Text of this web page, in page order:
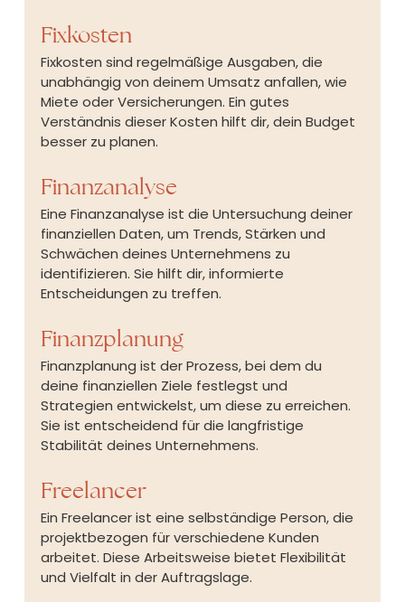
Fixkosten
Fixkosten sind regelmäßige Ausgaben, die
unabhängig von deinem Umsatz anfallen, wie
Miete oder Versicherungen. Ein gutes
Verständnis dieser Kosten hilft dir, dein Budget
besser zu planen.
Finanzanalyse
Eine Finanzanalyse ist die Untersuchung deiner
finanziellen Daten, um Trends, Stärken und
Schwächen deines Unternehmens zu
identifizieren. Sie hilft dir, informierte
Entscheidungen zu treffen.
Finanzplanung
Finanzplanung ist der Prozess, bei dem du
deine finanziellen Ziele festlegst und
Strategien entwickelst, um diese zu erreichen.
Sie ist entscheidend für die langfristige
Stabilität deines Unternehmens.
Freelancer
Ein Freelancer ist eine selbständige Person, die
projektbezogen für verschiedene Kunden
arbeitet. Diese Arbeitsweise bietet Flexibilität
und Vielfalt in der Auftragslage.